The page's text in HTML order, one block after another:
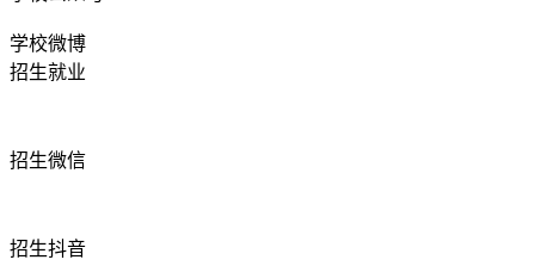
学校微博
招生就业
招生微信
招生抖音